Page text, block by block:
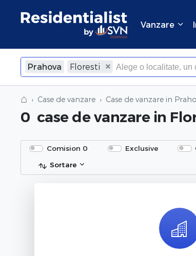
Vanzare
Prahova Floresti
×Inchide
⌂ Case de vanzare Case de vanzare in
0 case de vanzare in
Comision 0 Exclusive
Sortare